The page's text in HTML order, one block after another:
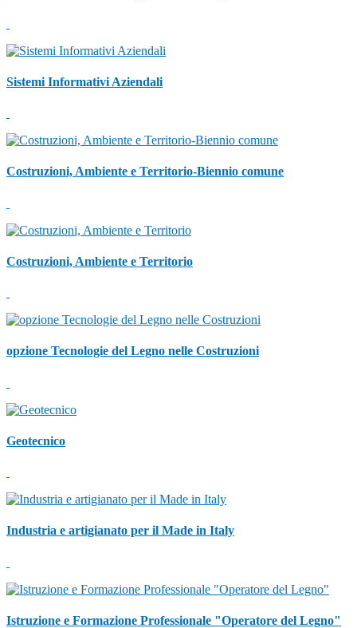
Sistemi Informativi Aziendali
Costruzioni, Ambiente e Territorio-Biennio comune
Costruzioni, Ambiente e Territorio
opzione Tecnologie del Legno nelle Costruzioni
Geotecnico
Industria e artigianato per il Made in Italy
Istruzione e Formazione Professionale "Operatore del Legno"